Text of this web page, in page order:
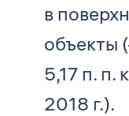
в
объекты
5,17 п. п.
2018 г.).